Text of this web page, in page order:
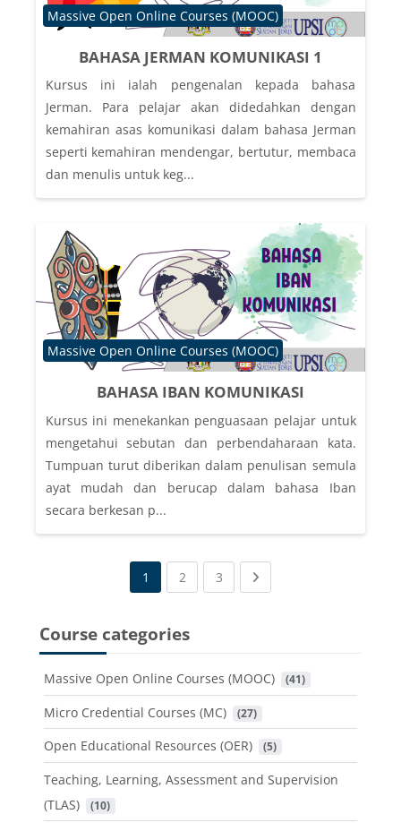
BAHASA JERMAN KOMUNIKASI 1
Course category
Massive Open Online Courses (MOOC)
Kursus ini ialah pengenalan kepada bahasa
Jerman. Para pelajar akan didedahkan dengan
kemahiran asas komunikasi dalam bahasa Jerman
seperti kemahiran mendengar, bertutur, membaca
dan menulis untuk keg...
BAHASA IBAN KOMUNIKASI
Course category
Massive Open Online Courses (MOOC)
Kursus ini menekankan penguasaan pelajar untuk
mengetahui sebutan dan perbendaharaan kata.
Tumpuan turut diberikan dalam penulisan semula
ayat mudah dan berucap dalam bahasa Iban
secara berkesan p...
1 2(current)
3(current)
Course categories
Massive Open Online Courses (MOOC) (41)
Micro Credential Courses (MC) (27)
Open Educational Resources (OER) (5)
Teaching, Learning, Assessment and Supervision
(TLAS)
(10)